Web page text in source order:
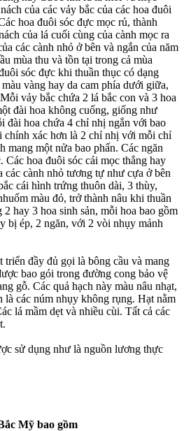
của các vảy bắc của các hoa đuôi
hoa đuôi sóc đực mọc rủ, thành
của lá cuối cùng của cành mọc ra
các cành nhỏ ở bên và ngắn của năm
mùa thu và tồn tại trong cả mùa
sóc đực khi thuần thục có dạng
vàng hay da cam phía dưới giữa,
vảy bắc chứa 2 lá bắc con và 3 hoa
đài hoa không cuống, giống như
đài hoa chứa 4 chỉ nhị ngắn với bao
chính xác hơn là 2 chỉ nhị với mỗi chỉ
mang một nửa bao phấn. Các ngăn
Các hoa đuôi sóc cái mọc thẳng hay
các cành nhỏ tương tự như cựa ở bên
cái hình trứng thuôn dài, 3 thùy,
màu đỏ, trở thành nâu khi thuần
hay 3 hoa sinh sản, mỗi hoa bao gồm
bị ép, 2 ngăn, với 2 vòi nhụy mảnh
triển đầy đủ gọi là bông cầu và mang
bao gói trong đường cong bảo vệ
gỗ. Các quả hạch này màu nâu nhạt,
là các núm nhụy không rụng. Hạt nằm
lá mầm dẹt và nhiều cùi. Tất cả các
sử dụng như là nguồn lương thực
Mỹ bao gồm